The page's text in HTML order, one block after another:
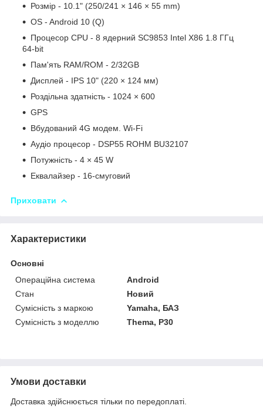
Розмір - 10.1" (250/241 × 146 × 55 mm)
OS - Android 10 (Q)
Процесор CPU - 8 ядерний SC9853 Intel X86 1.8 ГГц
64-bit
Пам'ять RAM/ROM - 2/32GB
Дисплей - IPS 10" (220 × 124 мм)
Роздільна здатність - 1024 × 600
GPS
Вбудований 4G модем. Wi-Fi
Аудіо процесор - DSP55 ROHM BU32107
Потужність - 4 × 45 W
Еквалайзер - 16-смуговий
Приховати
Характеристики
Основні
Операційна система
Android
Стан
Новий
Сумісність з маркою
Yamaha, БАЗ
Сумісність з моделлю
Thema, P30
Умови доставки
Доставка здійснюється тільки по передоплаті.